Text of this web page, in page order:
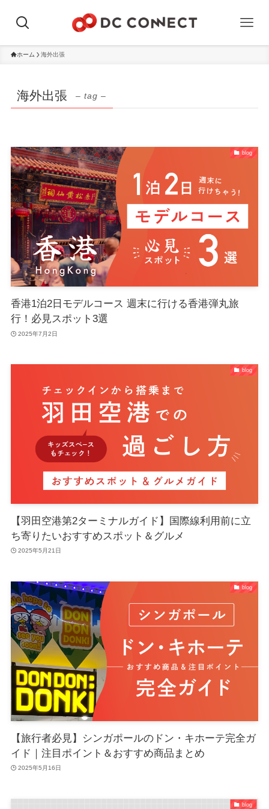
ホーム 海外出張
海外出張 – tag –
blog
香港1泊2日モデルコース 週末に行ける香港弾丸旅
行！必見スポット3選
2025年7月2日
blog
【羽田空港第2ターミナルガイド】国際線利用前に立
ち寄りたいおすすめスポット＆グルメ
2025年5月21日
blog
【旅行者必見】シンガポールのドン・キホーテ完全ガ
イド｜注目ポイント＆おすすめ商品まとめ
2025年5月16日
blog